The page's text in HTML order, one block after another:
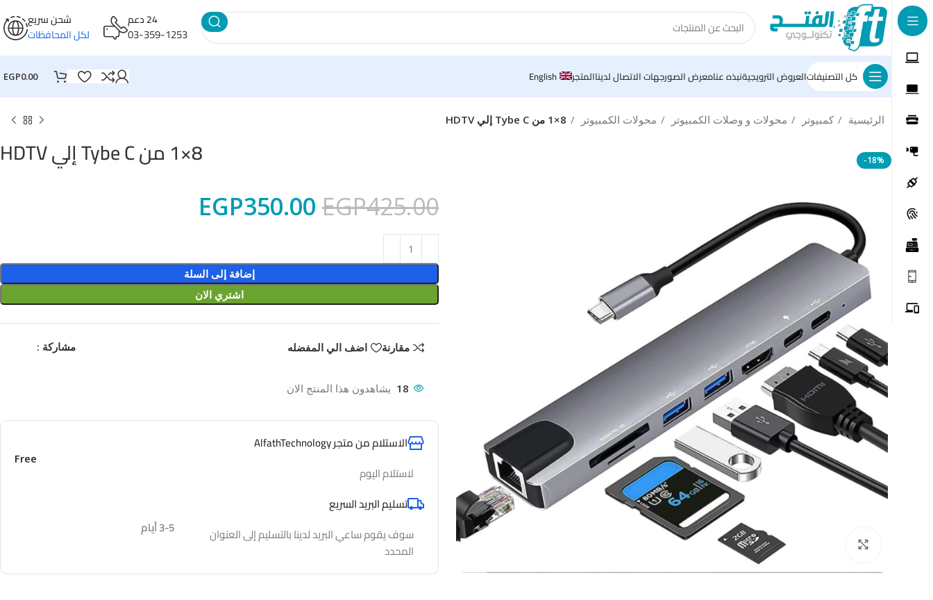
24 دعم
03-359-1253
شحن سريع
لكل المحافظات
كل التصنيفاتالعروض الترويجيةنبذه عنامعرض الصورجهات الاتصال لديناالمتجر English
EGP0.00
الرئيسية كمبيوتر محولات و وصلات الكمبيوتر محولات الكمبيوتر 8×1 من Tybe C إلي HDTV
-18%
Click to enlarge
8×1 من Tybe C إلي HDTV
EGP425.00
EGP350.00
إضافة إلى السلة
اشتري الان
مقارنة اضف الي المفضله مشاركة :
18 يشاهدون هذا المنتج الان
الاستلام من متجر AlfathTechnology
لاستلام اليوم
Free
تسليم البريد السريع
سوف يقوم ساعي البريد لدينا بالتسليم إلى العنوان
المحدد
3-5 أيام